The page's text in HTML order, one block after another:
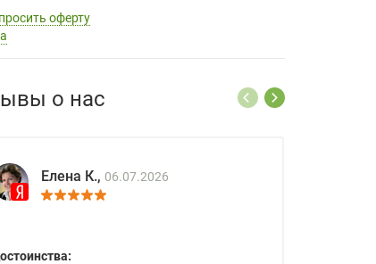
оферту
о нас
Елена К., 06.07.2026